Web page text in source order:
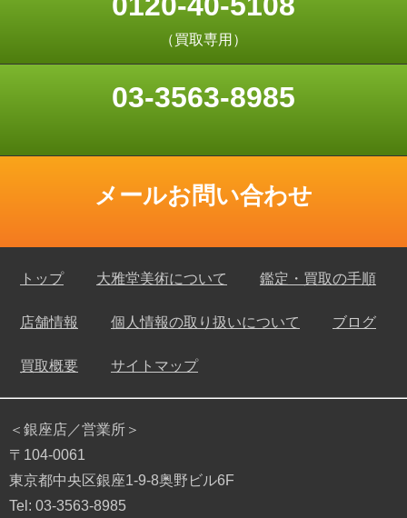
（買取専用）
03-3563-8985
メールお問い合わせ
トップ 大雅堂美術について 鑑定・買取の手順
店舗情報 個人情報の取り扱いについて ブログ
買取概要 サイトマップ
＜銀座店／営業所＞
〒104-0061
東京都中央区銀座1-9-8奥野ビル6F
Tel: 03-3563-8985